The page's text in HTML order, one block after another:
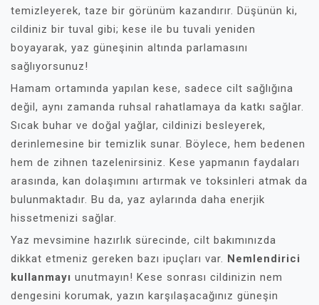
temizleyerek, taze bir görünüm kazandırır. Düşünün ki,
cildiniz bir tuval gibi; kese ile bu tuvali yeniden
boyayarak, yaz güneşinin altında parlamasını
sağlıyorsunuz!
Hamam ortamında yapılan kese, sadece cilt sağlığına
değil, aynı zamanda ruhsal rahatlamaya da katkı sağlar.
Sıcak buhar ve doğal yağlar, cildinizi besleyerek,
derinlemesine bir temizlik sunar. Böylece, hem bedenen
hem de zihnen tazelenirsiniz. Kese yapmanın faydaları
arasında, kan dolaşımını artırmak ve toksinleri atmak da
bulunmaktadır. Bu da, yaz aylarında daha enerjik
hissetmenizi sağlar.
Yaz mevsimine hazırlık sürecinde, cilt bakımınızda
dikkat etmeniz gereken bazı ipuçları var. Nemlendirici
kullanmayı unutmayın! Kese sonrası cildinizin nem
dengesini korumak, yazın karşılaşacağınız güneşin